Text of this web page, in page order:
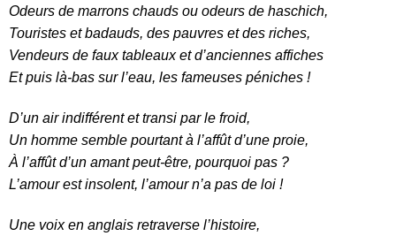
Odeurs de marrons chauds ou odeurs de haschich,
Touristes et badauds, des pauvres et des riches,
Vendeurs de faux tableaux et d’anciennes affiches
Et puis là-bas sur l’eau, les fameuses péniches !
D’un air indifférent et transi par le froid,
Un homme semble pourtant à l’affût d’une proie,
À l’affût d’un amant peut-être, pourquoi pas ?
L’amour est insolent, l’amour n’a pas de loi !
Une voix en anglais retraverse l’histoire,